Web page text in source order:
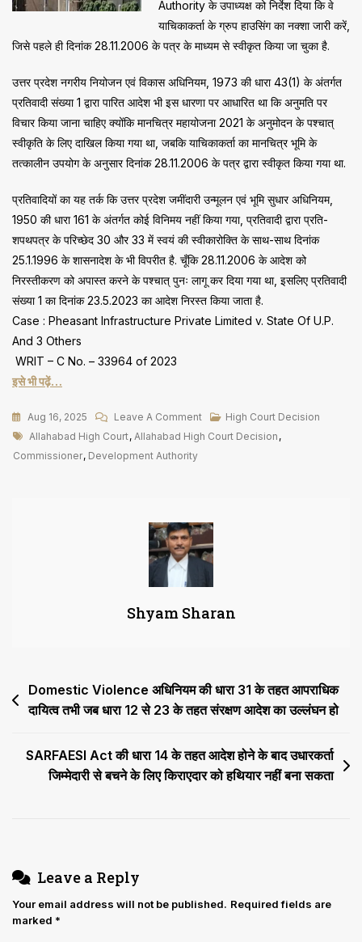
Authority के उपाध्यक्ष को निर्देश दिया कि वे
याचिकाकर्ता के ग्रुप हाउसिंग का नक्शा जारी करें,
जिसे पहले ही दिनांक 28.11.2006 के पत्र के माध्यम से स्वीकृत किया जा चुका है.
उत्तर प्रदेश नगरीय नियोजन एवं विकास अधिनियम, 1973 की धारा 43(1) के अंतर्गत
प्रतिवादी संख्या 1 द्वारा पारित आदेश भी इस धारणा पर आधारित था कि अनुमति पर
विचार किया जाना चाहिए क्योंकि मानचित्र महायोजना 2021 के अनुमोदन के पश्चात्
स्वीकृति के लिए दाखिल किया गया था, जबकि याचिकाकर्ता का मानचित्र भूमि के
तत्कालीन उपयोग के अनुसार दिनांक 28.11.2006 के पत्र द्वारा स्वीकृत किया गया था.
प्रतिवादियों का यह तर्क कि उत्तर प्रदेश जमींदारी उन्मूलन एवं भूमि सुधार अधिनियम,
1950 की धारा 161 के अंतर्गत कोई विनिमय नहीं किया गया, प्रतिवादी द्वारा प्रति-
शपथपत्र के परिच्छेद 30 और 33 में स्वयं की स्वीकारोक्ति के साथ-साथ दिनांक
25.1.1996 के शासनादेश के भी विपरीत है. चूँकि 28.11.2006 के आदेश को
निरस्तीकरण को अपास्त करने के पश्चात् पुनः लागू कर दिया गया था, इसलिए प्रतिवादी
संख्या 1 का दिनांक 23.5.2023 का आदेश निरस्त किया जाता है.
Case : Pheasant Infrastructure Private Limited v. State Of U.P.
And 3 Others
WRIT – C No. – 33964 of 2023
इसे भी पढ़ें…
Aug 16, 2025 Leave A CommentOn
कमिश्नर
जाने
के
Development
Authority
को
अस्वीकार
सकता
High Court Decision
Tags
Allahabad High Court, Allahabad High Court Decision ,
Commissioner, Development Authority
Shyam Sharan
Post
navigation
Domestic Violence अधिनियम की धारा 31 के तहत आपराधिक
दायित्व तभी जब धारा 12 से 23 के तहत संरक्षण आदेश का उल्लंघन हो
SARFAESI Act की धारा 14 के तहत आदेश होने के बाद उधारकर्ता
जिम्मेदारी से बचने के लिए किराएदार को हथियार नहीं बना सकता
Leave a Reply
Your email address will not be published. Required fields are
marked *